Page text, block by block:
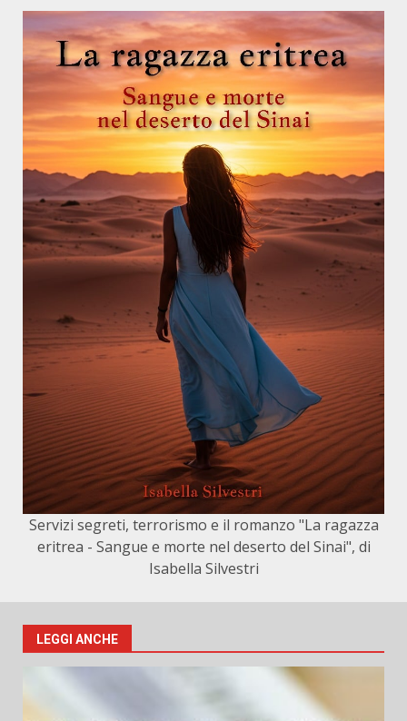
Servizi segreti, terrorismo e il romanzo "La ragazza
eritrea - Sangue e morte nel deserto del Sinai", di
Isabella Silvestri
LEGGI ANCHE